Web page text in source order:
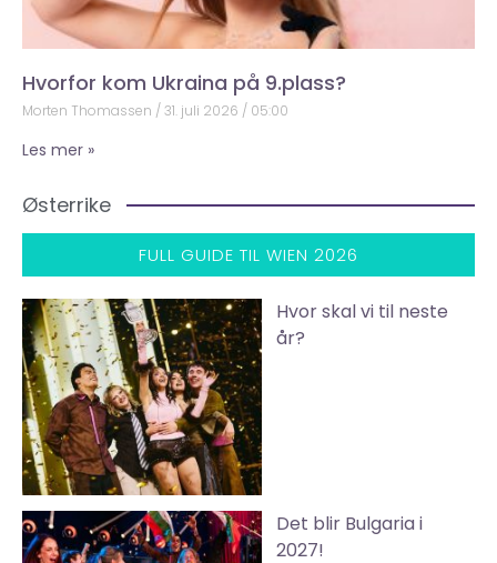
Hvorfor kom Ukraina på 9.plass?
Morten Thomassen 31. juli 2026 05:00
Les mer »
Østerrike
FULL GUIDE TIL WIEN 2026
Hvor skal vi til neste
år?
Det blir Bulgaria i
2027!